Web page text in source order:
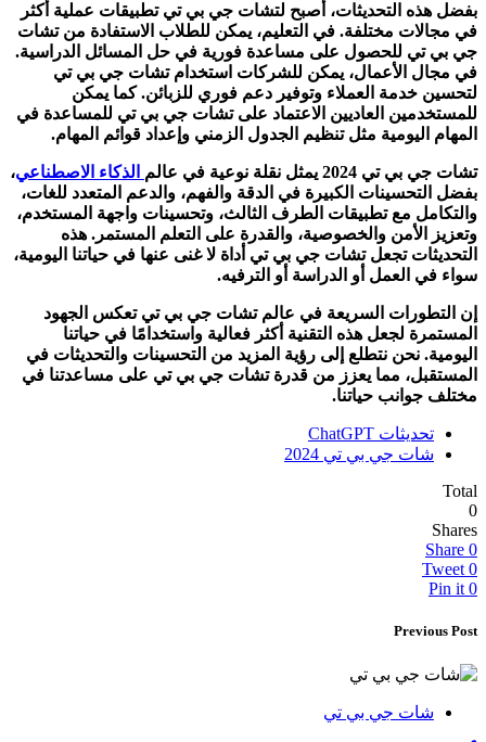
بفضل هذه التحديثات، أصبح لتشات جي بي تي تطبيقات عملية أكثر
في مجالات مختلفة. في التعليم، يمكن للطلاب الاستفادة من تشات
جي بي تي للحصول على مساعدة فورية في حل المسائل الدراسية.
في مجال الأعمال، يمكن للشركات استخدام تشات جي بي تي
لتحسين خدمة العملاء وتوفير دعم فوري للزبائن. كما يمكن
للمستخدمين العاديين الاعتماد على تشات جي بي تي للمساعدة في
المهام اليومية مثل تنظيم الجدول الزمني وإعداد قوائم المهام.
تشات جي بي تي 2024 يمثل نقلة نوعية في عالم الذكاء الاصطناعي،
بفضل التحسينات الكبيرة في الدقة والفهم، والدعم المتعدد للغات،
والتكامل مع تطبيقات الطرف الثالث، وتحسينات واجهة المستخدم،
وتعزيز الأمن والخصوصية، والقدرة على التعلم المستمر. هذه
التحديثات تجعل تشات جي بي تي أداة لا غنى عنها في حياتنا اليومية،
سواء في العمل أو الدراسة أو الترفيه.
إن التطورات السريعة في عالم تشات جي بي تي تعكس الجهود
المستمرة لجعل هذه التقنية أكثر فعالية واستخدامًا في حياتنا
اليومية. نحن نتطلع إلى رؤية المزيد من التحسينات والتحديثات في
المستقبل، مما يعزز من قدرة تشات جي بي تي على مساعدتنا في
مختلف جوانب حياتنا.
تحديثات ChatGPT
شات جي بي تي 2024
Total
0
Shares
Share 0
Tweet 0
Pin it 0
Previous Post
شات جي بي تي